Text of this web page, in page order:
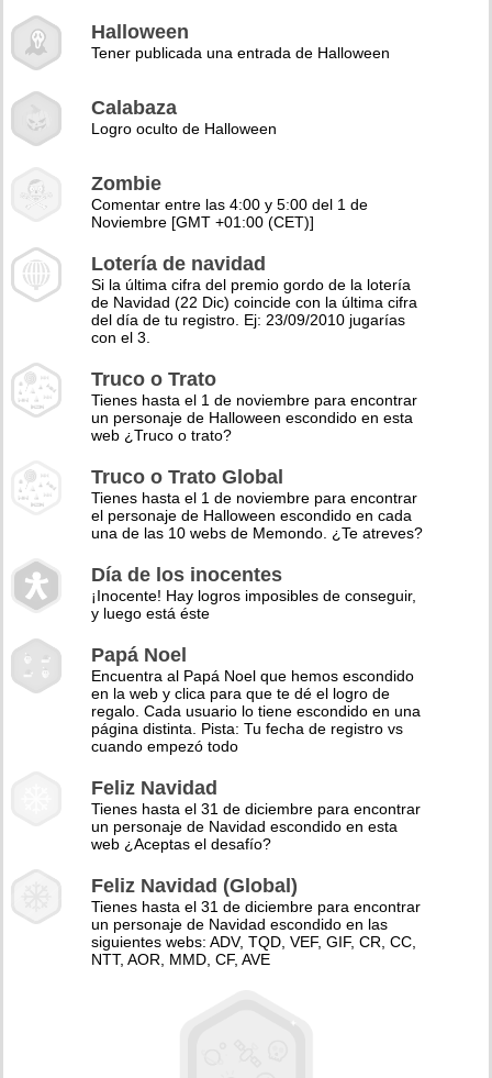
Halloween
Tener publicada una entrada de Halloween
Calabaza
Logro oculto de Halloween
Zombie
Comentar entre las 4:00 y 5:00 del 1 de
Noviembre [GMT +01:00 (CET)]
Lotería de navidad
Si la última cifra del premio gordo de la lotería
de Navidad (22 Dic) coincide con la última cifra
del día de tu registro. Ej: 23/09/2010 jugarías
con el 3.
Truco o Trato
Tienes hasta el 1 de noviembre para encontrar
un personaje de Halloween escondido en esta
web ¿Truco o trato?
Truco o Trato Global
Tienes hasta el 1 de noviembre para encontrar
el personaje de Halloween escondido en cada
una de las 10 webs de Memondo. ¿Te atreves?
Día de los inocentes
¡Inocente! Hay logros imposibles de conseguir,
y luego está éste
Papá Noel
Encuentra al Papá Noel que hemos escondido
en la web y clica para que te dé el logro de
regalo. Cada usuario lo tiene escondido en una
página distinta. Pista: Tu fecha de registro vs
cuando empezó todo
Feliz Navidad
Tienes hasta el 31 de diciembre para encontrar
un personaje de Navidad escondido en esta
web ¿Aceptas el desafío?
Feliz Navidad (Global)
Tienes hasta el 31 de diciembre para encontrar
un personaje de Navidad escondido en las
siguientes webs: ADV, TQD, VEF, GIF, CR, CC,
NTT, AOR, MMD, CF, AVE